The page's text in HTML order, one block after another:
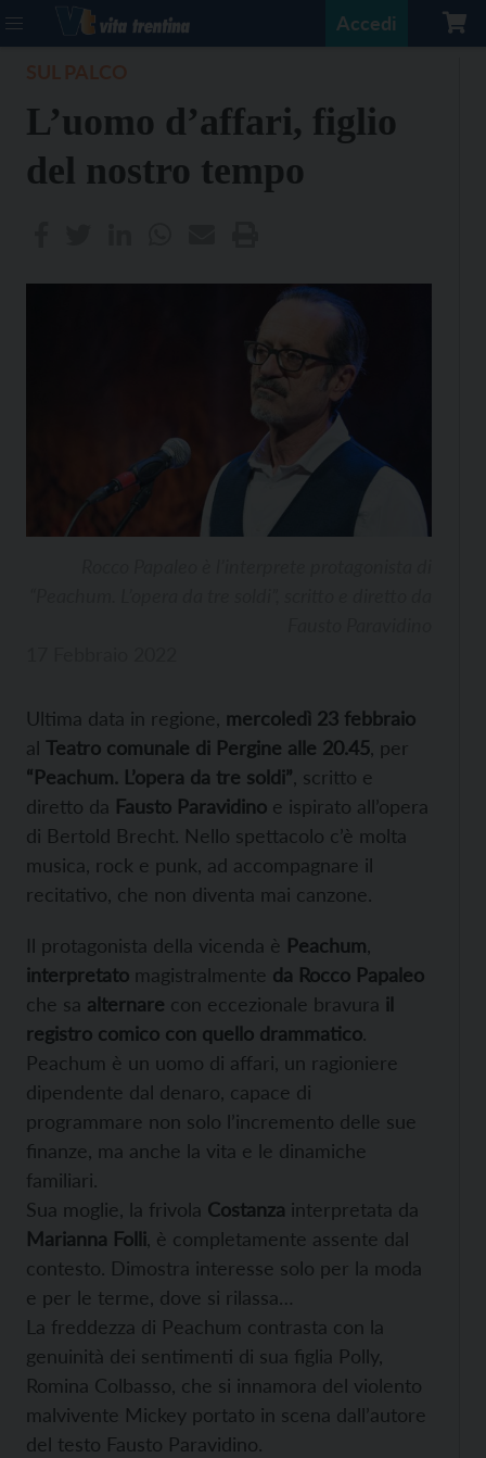
Accedi
L’uomo d’affari, figlio
del nostro tempo
Ultima data in regione, mercoledì 23 febbraio
al Teatro comunale di Pergine alle 20.45 , per
“Peachum. L’opera da tre soldi” , scritto e
diretto da Fausto Paravidino e ispirato all’opera
di Bertold Brecht. Nello spettacolo c’è molta
musica, rock e punk, ad accompagnare il
recitativo, che non diventa mai canzone.
Il protagonista della vicenda è Peachum
interpretato magistralmente da Rocco Papaleo
che sa alternare con eccezionale bravura il
registro comico con quello drammatico.
Peachum è un uomo di affari, un ragioniere
dipendente dal denaro, capace di
programmare non solo l’incremento delle sue
finanze, ma anche la vita e le dinamiche
familiari.
Sua moglie, la frivola Costanza interpretata da
Marianna Folli , è completamente assente dal
contesto. Dimostra interesse solo per la moda
e per le terme, dove si rilassa…
La freddezza di Peachum contrasta con la
genuinità dei sentimenti di sua figlia Polly,
Romina Colbasso, che si innamora del violento
malvivente Mickey portato in scena dall’autore
del testo Fausto Paravidino.